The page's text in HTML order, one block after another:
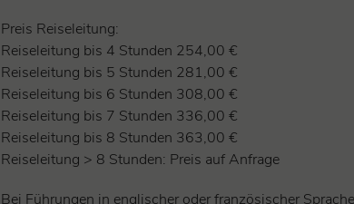
Preis Reiseleitung:
Reiseleitung bis 4 Stunden 254,00 €
Reiseleitung bis 5 Stunden 281,00 €
Reiseleitung bis 6 Stunden 308,00 €
Reiseleitung bis 7 Stunden 336,00 €
Reiseleitung bis 8 Stunden 363,00 €
Reiseleitung > 8 Stunden: Preis auf Anfrage
Bei Führungen in englischer oder französischer